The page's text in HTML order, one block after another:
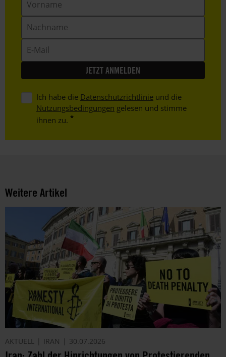
Mail
Ich habe die Datenschutzrichtlinie und die
Nutzungsbedingungen gelesen und stimme
ihnen zu.
Weitere Artikel
AKTUELL IRAN 30.07.2026